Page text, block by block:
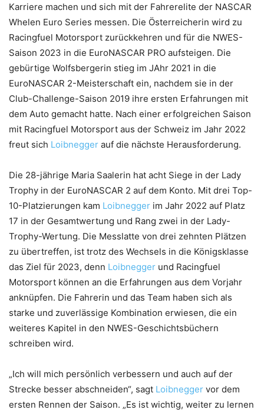
Karriere machen und sich mit der Fahrerelite der NASCAR
Whelen Euro Series messen. Die Österreicherin wird zu
Racingfuel Motorsport zurückkehren und für die NWES-
Saison 2023 in die EuroNASCAR PRO aufsteigen. Die
gebürtige Wolfsbergerin stieg im JAhr 2021 in die
EuroNASCAR 2-Meisterschaft ein, nachdem sie in der
Club-Challenge-Saison 2019 ihre ersten Erfahrungen mit
dem Auto gemacht hatte. Nach einer erfolgreichen Saison
mit Racingfuel Motorsport aus der Schweiz im Jahr 2022
freut sich Loibnegger auf die nächste Herausforderung.
Die 28-jährige Maria Saalerin hat acht Siege in der Lady
Trophy in der EuroNASCAR 2 auf dem Konto. Mit drei Top-
10-Platzierungen kam Loibnegger im Jahr 2022 auf Platz
17 in der Gesamtwertung und Rang zwei in der Lady-
Trophy-Wertung. Die Messlatte von drei zehnten Plätzen
zu übertreffen, ist trotz des Wechsels in die Königsklasse
das Ziel für 2023, denn Loibnegger und Racingfuel
Motorsport können an die Erfahrungen aus dem Vorjahr
anknüpfen. Die Fahrerin und das Team haben sich als
starke und zuverlässige Kombination erwiesen, die ein
weiteres Kapitel in den NWES-Geschichtsbüchern
schreiben wird.
„Ich will mich persönlich verbessern und auch auf der
Strecke besser abschneiden“, sagt Loibnegger vor dem
ersten Rennen der Saison. „Es ist wichtig, weiter zu lernen